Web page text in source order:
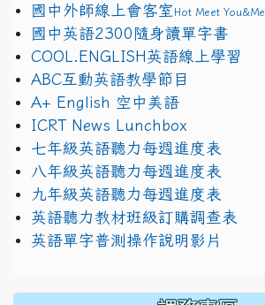
國中外師線上會客室Hot Meet You&Me
國中英語2300隨身讀單字書
COOL.ENGLISH英語線上學習
ABC互動英語教學節目
A+ English 空中美語
ICRT News Lunchbox
七年級英語聽力每週進度表
八年級英語聽力每週進度表
九年級英語聽力每週進度表
英語聽力教材班級訂購調查表
英語單字普測操作說明影片